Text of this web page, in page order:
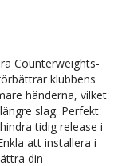
Counterweights-
klubbens
händerna, vilket
slag. Perfekt
tidig release i
att installera i
din